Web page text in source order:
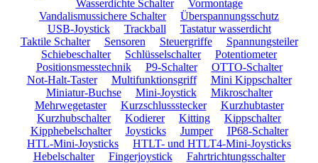
Wasserdichte Schalter
Vormontage
Vandalismussichere Schalter
Überspannungsschutz
USB-Joystick
Trackball
Tastatur wasserdicht
Taktile Schalter
Sensoren Steuergriffe
Spannungsteiler
Schiebeschalter
Schlüsselschalter
Potentiometer
Positionsmesstechnik
P9-Schalter
OTTO-Schalter
Not-Halt-Taster
Multifunktionsgriff
Mini Kippschalter
Miniatur-Buchse
Mini-Joystick
Mikroschalter
Mehrwegetaster
Kurzschlussstecker
Kurzhubtaster
Kurzhubschalter
Kodierer Kitting
Kippschalter
Kipphebelschalter
Joysticks Jumper
IP68-Schalter
HTL-Mini-Joysticks
HTLT- und HTLT4-Mini-Joysticks
Hebelschalter
Fingerjoystick
Fahrtrichtungsschalter